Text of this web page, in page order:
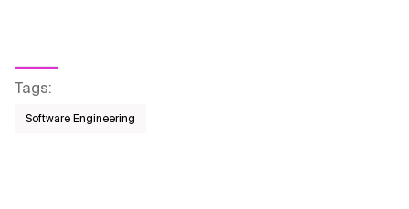
Tags:
Software Engineering